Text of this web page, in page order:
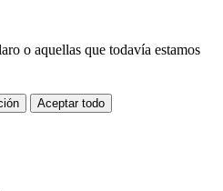
o aquellas que todavía estamos
Aceptar todo